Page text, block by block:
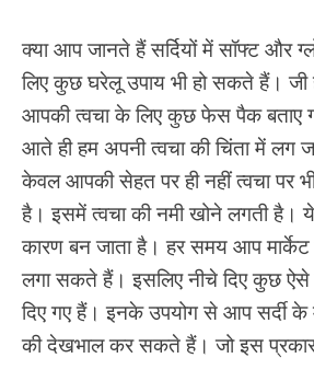
क्या आप जानते हैं सर्दियों में सॉफ्ट और
लिए कुछ घरेलू उपाय भी हो सकते हैं। जी
आपकी त्वचा के लिए कुछ फेस पैक बताए
आते ही हम अपनी त्वचा की चिंता में लग
केवल आपकी सेहत पर ही नहीं त्वचा पर
है। इसमें त्वचा की नमी खोने लगती है।
कारण बन जाता है। हर समय आप मार्केट
लगा सकते हैं। इसलिए नीचे दिए कुछ
दिए गए हैं। इनके उपयोग से आप सर्दी के
की देखभाल कर सकते हैं। जो इस